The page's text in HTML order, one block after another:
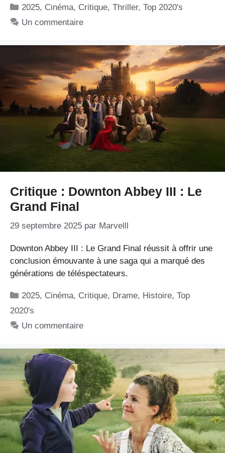
Catégories
2025, Cinéma, Critique,Thriller,Top 2020's
Un commentaire
Critique : Downton Abbey III : Le
Grand Final
29 septembre 2025 par Marvelll
Downton Abbey III : Le Grand Final réussit à offrir une
conclusion émouvante à une saga qui a marqué des
générations de téléspectateurs.
Catégories
2025, Cinéma, Critique, Drame, Histoire,Top
2020's
Un commentaire